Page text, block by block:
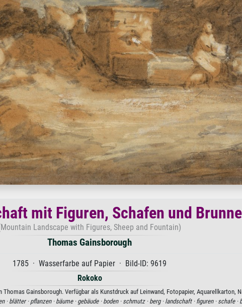
mit Figuren, Schafen und
Landscape with Figures, Sheep and Fountain)
Thomas Gainsborough
1785 · Wasserfarbe auf Papier · Bild-ID: 9619
Rokoko
Gainsborough. Verfügbar als Kunstdruck auf Leinwand, Fotopapier, Aquarellkarton,
· blätter · pflanzen · bäume · gebäude · boden · schmutz · berg · landschaft · figuren · schafe ·